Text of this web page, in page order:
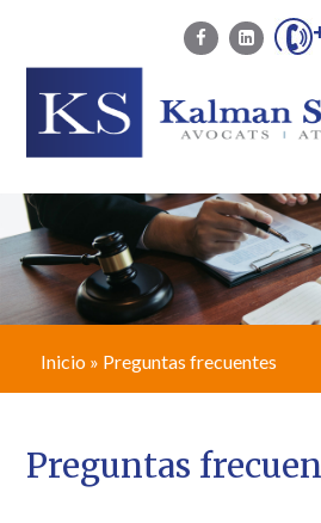
Inicio » Preguntas frecuentes
Preguntas